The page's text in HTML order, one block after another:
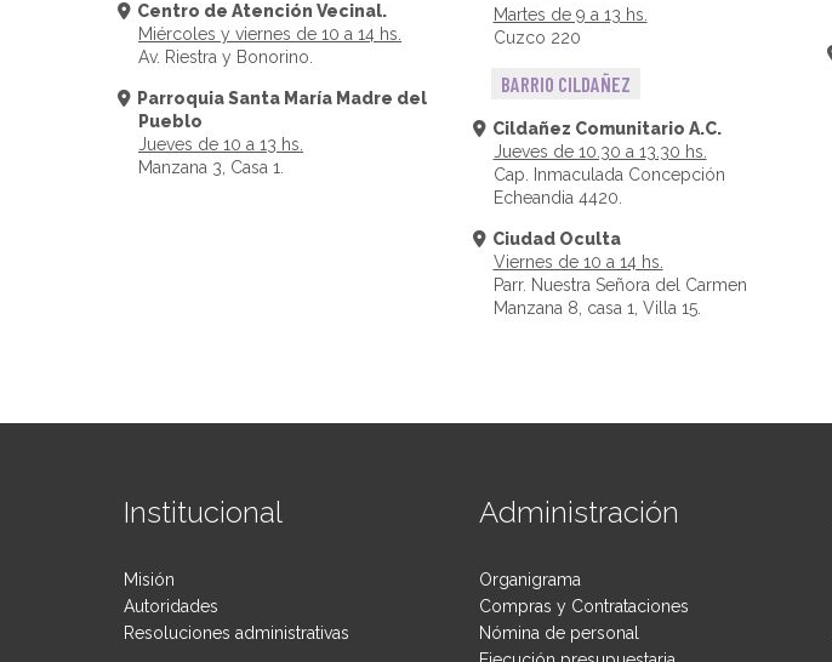
Centro de Atención Vecinal.
Miércoles y viernes de 10 a 14 hs.
Av. Riestra y Bonorino.
Parroquia Santa María Madre del
Pueblo
Jueves de 10 a 13 hs.
Manzana 3, Casa 1.
Martes de 9 a 13 hs.
Cuzco 220
BARRIO CILDAÑEZ
Cildañez Comunitario A.C.
Jueves de 10.30 a 13.30 hs.
Cap. Inmaculada Concepción
Echeandia 4420.
Ciudad Oculta
Viernes de 10 a 14 hs.
Parr. Nuestra Señora del Carmen
Manzana 8, casa 1, Villa 15.
Institucional
Misión
Autoridades
Resoluciones administrativas
Administración
Organigrama
Compras y Contrataciones
Nómina de personal